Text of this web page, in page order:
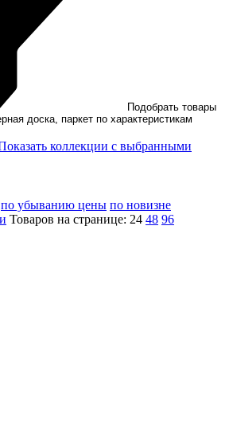
доска, паркет по характеристикам
коллекции с выбранными
по убыванию цены по новизне
Товаров на странице: 24 48 96